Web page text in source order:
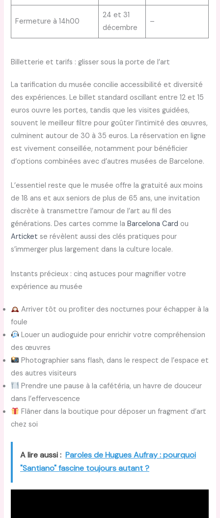
Fermeture à 14h00
24 et 31
décembre
–
Billetterie et tarifs : glisser sous la porte de l’art
La tarification du musée concilie accessibilité et diversité
des expériences. Le billet standard oscillant entre 12 et 15
euros ouvre les portes, tandis que les visites guidées,
souvent le meilleur filtre pour goûter l’intimité des œuvres,
culminent autour de 30 à 35 euros. La réservation en ligne
est vivement conseillée, notamment pour bénéficier
d’options combinées avec d’autres musées de Barcelone.
L’essentiel reste que le musée offre la gratuité aux moins
de 18 ans et aux seniors de plus de 65 ans, une invitation
discrète à transmettre l’amour de l’art au fil des
générations. Des cartes comme laBarcelona Card ou
Articket se révèlent aussi des clés pratiques pour
s’immerger plus largement dans la culture locale.
Instants précieux : cinq astuces pour magnifier votre
expérience au musée
Arriver tôt ou profiter des nocturnes pour échapper à la
foule
Louer un audioguide pour enrichir votre compréhension
des œuvres
Photographier sans flash, dans le respect de l’espace et
des autres visiteurs
Prendre une pause à la cafétéria, un havre de douceur
dans l’effervescence
Flâner dans la boutique pour déposer un fragment d’art
chez soi
A lire aussi : Paroles de Hugues Aufray : pourquoi
"Santiano" fascine toujours autant ?